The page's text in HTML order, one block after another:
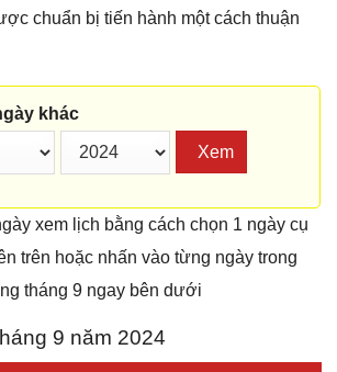
chuẩn bị tiến hành một cách thuận
khác
Xem
xem lịch bằng cách chọn 1 ngày cụ
trên hoặc nhấn vào từng ngày trong
tháng 9 ngay bên dưới
9 năm 2024